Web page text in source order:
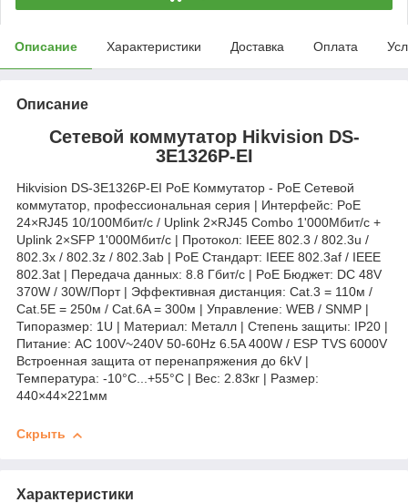
Описание Характеристики Доставка Оплата
Описание
Сетевой коммутатор Hikvision DS-
3E1326P-EI
Hikvision DS-3E1326P-EI PoE Коммутатор - PoE Сетевой
коммутатор, профессиональная серия | Интерфейс: PoE
24×RJ45 10/100Мбит/с / Uplink 2×RJ45 Combo 1'000Мбит/с +
Uplink 2×SFP 1'000Мбит/с | Протокол: IEEE 802.3 / 802.3u /
802.3x / 802.3z / 802.3ab | PoE Стандарт: IEEE 802.3af / IEEE
802.3at | Передача данных: 8.8 Гбит/с | PoE Бюджет: DC 48V
370W / 30W/Порт | Эффективная дистанция: Cat.3 = 110м /
Cat.5E = 250м / Cat.6A = 300м | Управление: WEB / SNMP |
Типоразмер: 1U | Материал: Металл | Степень защиты: IP20 |
Питание: AC 100V~240V 50-60Hz 6.5A 400W / ESP TVS 6000V
Встроенная защита от перенапряжения до 6kV |
Температура: -10°C...+55°C | Вес: 2.83кг | Размер:
440×44×221мм
Скрыть
Характеристики